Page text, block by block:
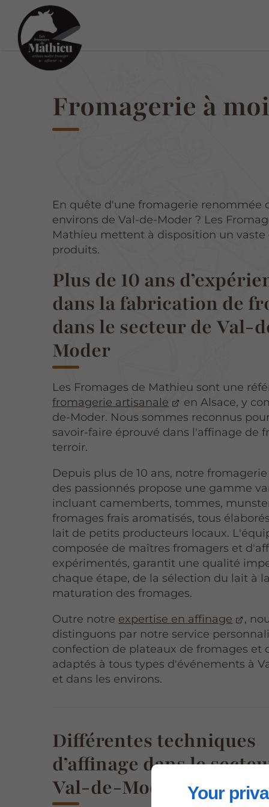
Your
Fromagerie à
En quête d'une fromagerie renommée
environs de Val-de-Moder ? Les
Mathieu mettent à disposition un vaste
produits.
Plus de 10 ans
dans la fabrication de
dans le secteur de Val-
Moder
Les Fromages de Mathieu sont une
fromagerie artisanale
en Alsace, y
de-Moder. Nous sommes reconnus
savoir-faire éprouvé dans l'affinage de
terroir.
Depuis plus de 10 ans, notre
des passionnés propose une gamme
incluant camemberts, tommes,
fromages frais aromatisés, tous
lait de petits producteurs locaux.
composée de maîtres fromagers et
expérimentés, garantit une qualité
chaque étape, de la sélection du lait à la
maturation des fromages.
Outre notre expertise en affinage
,
distinguons par notre service
confection de plateaux de fromages et
adaptés à tous types d'événements à
et dans les environs.
Différentes techniques
d’affinage dans le
Val-de-Moder